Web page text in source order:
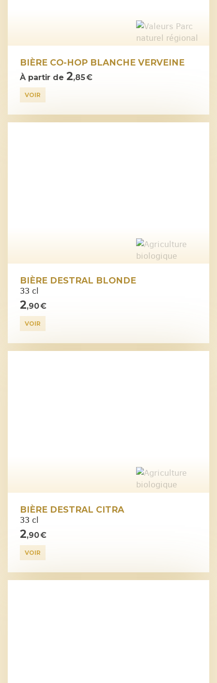
BIÈRE CO-HOP BLANCHE VERVEINE
À partir de 2,85 €
VOIR
BIÈRE DESTRAL BLONDE
33 cl
2,90 €
VOIR
BIÈRE DESTRAL CITRA
33 cl
2,90 €
VOIR